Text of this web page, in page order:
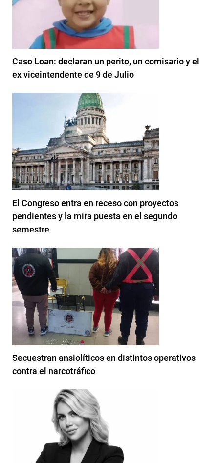
Caso Loan: declaran un perito, un comisario y el
ex viceintendente de 9 de Julio
El Congreso entra en receso con proyectos
pendientes y la mira puesta en el segundo
semestre
Secuestran ansiolíticos en distintos operativos
contra el narcotráfico